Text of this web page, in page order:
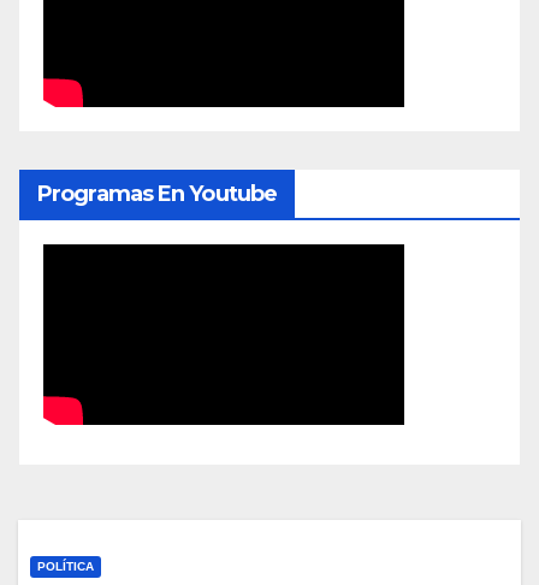
Programas En Youtube
POLÍTICA